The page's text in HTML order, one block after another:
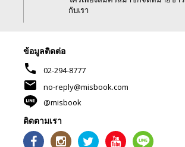
กับเรา
ข้อมูลติดต่อ
phone 02-294-8777
mail
no-reply@misbook.com
@misbook
ติดตามเรา